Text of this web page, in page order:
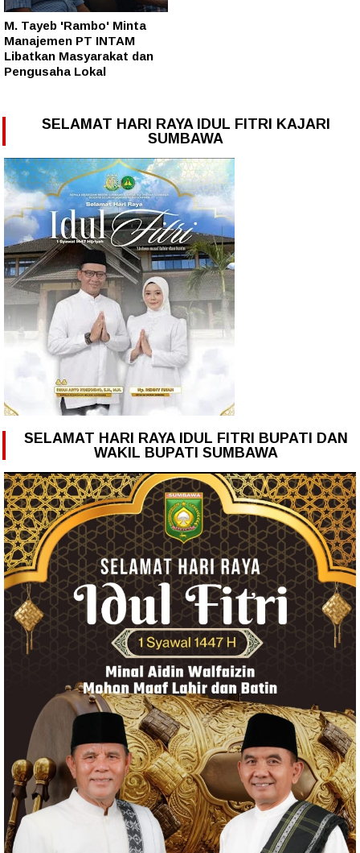
M. Tayeb 'Rambo' Minta
Manajemen PT INTAM
Libatkan Masyarakat dan
Pengusaha Lokal
SELAMAT HARI RAYA IDUL FITRI KAJARI
SUMBAWA
SELAMAT HARI RAYA IDUL FITRI BUPATI DAN
WAKIL BUPATI SUMBAWA